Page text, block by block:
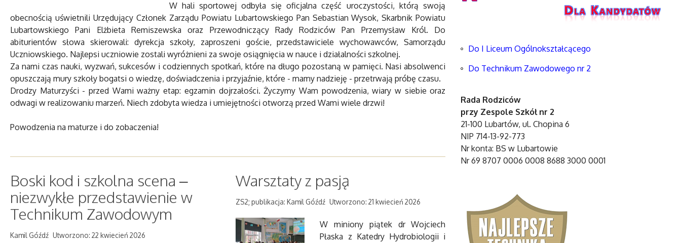
W hali sportowej odbyła się oficjalna część uroczystości, którą swoją
obecnością uświetnili Urzędujący Członek Zarządu Powiatu Lubartowskiego Pan Sebastian Wysok, Skarbnik Powiatu
Lubartowskiego Pani Elżbieta Remiszewska oraz Przewodniczący Rady Rodziców Pan Przemysław Król. Do
abiturientów słowa skierowali: dyrekcja szkoły, zaproszeni goście, przedstawiciele wychowawców, Samorządu
Uczniowskiego. Najlepsi uczniowie zostali wyróżnieni za swoje osiągnięcia w nauce i działalności szkolnej.
Za nami czas nauki, wyzwań, sukcesów i codziennych spotkań, które na długo pozostaną w pamięci. Nasi absolwenci
opuszczają mury szkoły bogatsi o wiedzę, doświadczenia i przyjaźnie, które - mamy nadzieję - przetrwają próbę czasu.
Drodzy Maturzyści - przed Wami ważny etap: egzamin dojrzałości. Życzymy Wam powodzenia, wiary w siebie oraz
odwagi w realizowaniu marzeń. Niech zdobyta wiedza i umiejętności otworzą przed Wami wiele drzwi!
Powodzenia na maturze i do zobaczenia!
Boski kod i szkolna scena –
niezwykłe przedstawienie w
Technikum Zawodowym
Kamil Góźdź Utworzono: 22 kwiecień 2026
Warsztaty z pasją
ZS2; publikacja: Kamil Góźdź Utworzono: 21 kwiecień 2026
W miniony piątek dr Wojciech
Płaska z Katedry Hydrobiologii i
Do I Liceum Ogólnokształcącego
Do Technikum Zawodowego nr 2
Rada Rodziców
przy Zespole Szkół nr 2
21-100 Lubartów, ul. Chopina 6
NIP 714-13-92-773
Nr konta: BS w Lubartowie
Nr 69 8707 0006 0008 8688 3000 0001